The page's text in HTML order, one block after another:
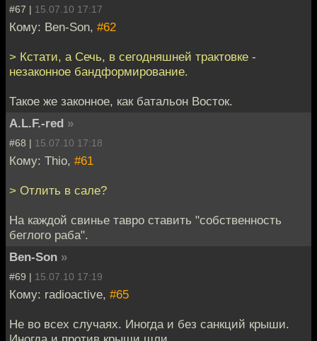
#67 | 15.07.10 17:17
Кому: Ben-Son, #62
> Кстати, а Сечь, в сегодняшней трактовке -
незаконное бандформирование.
Такое же законное, как батальон Восток.
A.L.F.-red »
#68 | 15.07.10 17:18
Кому: Thio, #61
> Отлить в сале?
На каждой свинье тавро ставить "собственность
беглого раба".
Ben-Son »
#69 | 15.07.10 17:19
Кому: radioactive, #65
Не во всех случаях. Иногда и без санкций крыши.